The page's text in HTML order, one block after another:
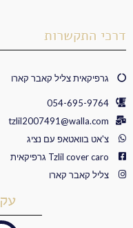
דרכי התקשרות
גרפיקאית צליל קאבר קארו
054-695-9764
tzlil2007491@walla.com
צ'אט בוואטאפ עם נציג
Tzlil cover caro גרפיקאית
צליל קאבר קארו